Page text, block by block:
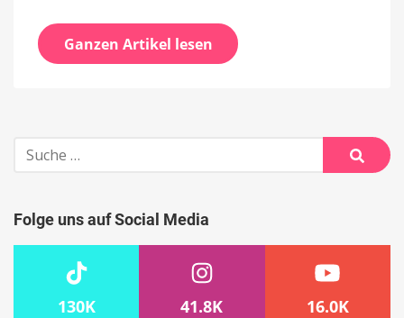
Ganzen Artikel lesen
Suche
nach:
Suche
Folge uns auf Social Media
130K 41.8K 16.0K